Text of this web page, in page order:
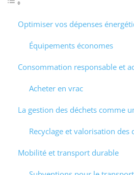
Optimiser vos dépenses
Équipements économes
Consommation responsable et
Acheter en vrac
La gestion des déchets comme
Recyclage et valorisation des
Mobilité et transport durable